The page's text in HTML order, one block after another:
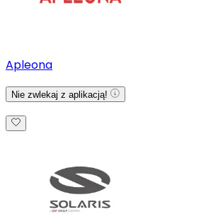
Apleona
Nie zwlekaj z aplikacją!